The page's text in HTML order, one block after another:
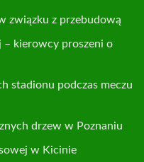
związku z przebudową
– kierowcy proszeni o
stadionu podczas meczu
drzew w Poznaniu
w Kicinie